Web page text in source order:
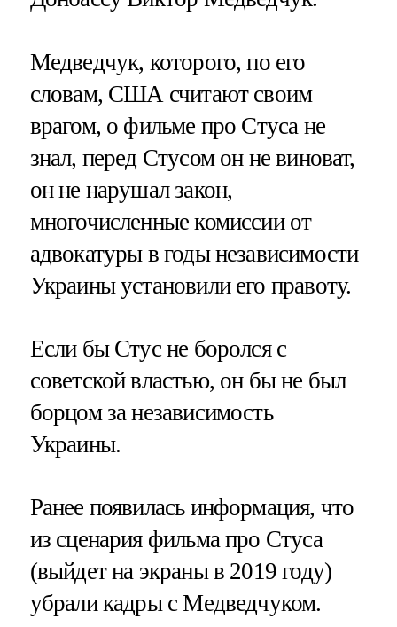
Медведчук, которого, по его
словам, США считают своим
врагом, о фильме про Стуса не
знал, перед Стусом он не виноват,
он не нарушал закон,
многочисленные комиссии от
адвокатуры в годы независимости
Украины установили его правоту.
Если бы Стус не боролся с
советской властью, он бы не был
борцом за независимость
Украины.
Ранее появилась информация, что
из сценария фильма про Стуса
(выйдет на экраны в 2019 году)
убрали кадры с Медведчуком.